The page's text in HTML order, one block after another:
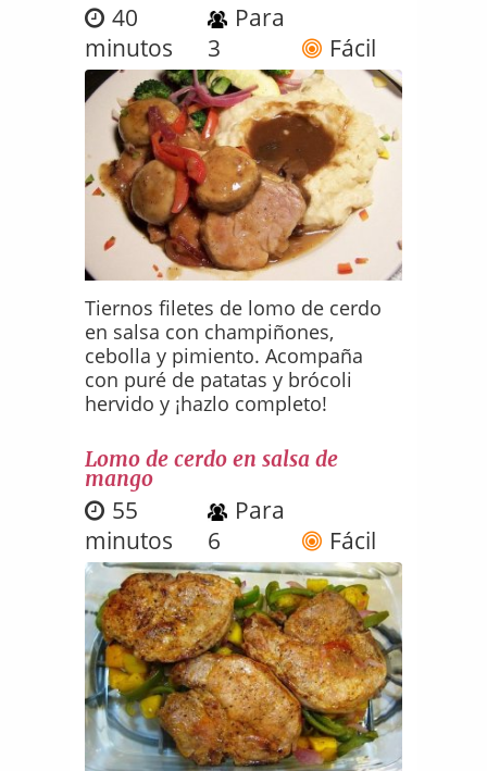
40
minutos
Para
3
Fácil
Tiernos filetes de lomo de cerdo
en salsa con champiñones,
cebolla y pimiento. Acompaña
con puré de patatas y brócoli
hervido y ¡hazlo completo!
Lomo de cerdo en salsa de
mango
55
minutos
Para
6
Fácil